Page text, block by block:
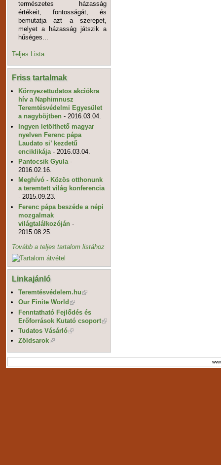
természetes házasság
értékeit, fontosságát, és
bemutatja azt a szerepet,
melyet a házasság játszik a
hűséges...
Teljes Lista
Friss tartalmak
Környezettudatos akciókra
hív a Naphimnusz
Teremtésvédelmi Egyesület
a nagyböjtben - 2016.03.04.
Ingyen letölthető magyar
nyelven Ferenc pápa
Laudato si’ kezdetű
enciklikája - 2016.03.04.
Pantocsik Gyula -
2016.02.16.
Meghívó - Közös otthonunk
a teremtett világ konferencia
- 2015.09.23.
Ferenc pápa beszéde a népi
mozgalmak
világtalálkozóján -
2015.08.25.
Tovább a teljes tartalom listához
Linkajánló
Teremtésvédelem.hu
Our Finite World
Fenntatható Fejlődés és
Erőforrások Kutató csoport
Tudatos Vásárló
Zöldsarok